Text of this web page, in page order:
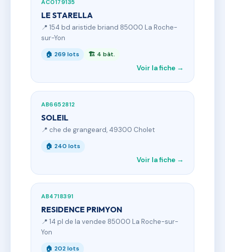
AC0179135
LE STARELLA
📍 154 bd aristide briand 85000 La Roche-
sur-Yon
🏠 269 lots 🏗 4 bât.
Voir la fiche →
AB6652812
SOLEIL
📍 che de grangeard, 49300 Cholet
🏠 240 lots
Voir la fiche →
AB4718391
RESIDENCE PRIMYON
📍 14 pl de la vendee 85000 La Roche-sur-
Yon
🏠 202 lots